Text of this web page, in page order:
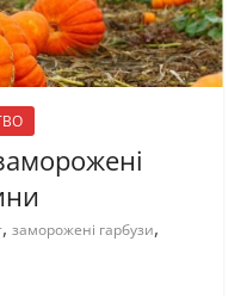
, заморожені гарбузи,